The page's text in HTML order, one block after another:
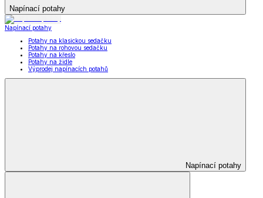
Napínací potahy
Napínací potahy
Potahy na klasickou sedačku
Potahy na rohovou sedačku
Potahy na křeslo
Potahy na židle
Výprodej napínacích potahů
Napínací potahy